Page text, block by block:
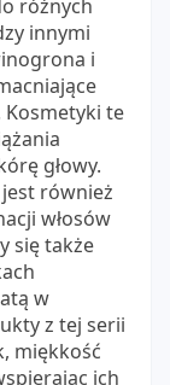
różnych
innymi
i
Kosmetyki te
głowy.
również
włosów
się także
w
z tej serii
miękkość
ich